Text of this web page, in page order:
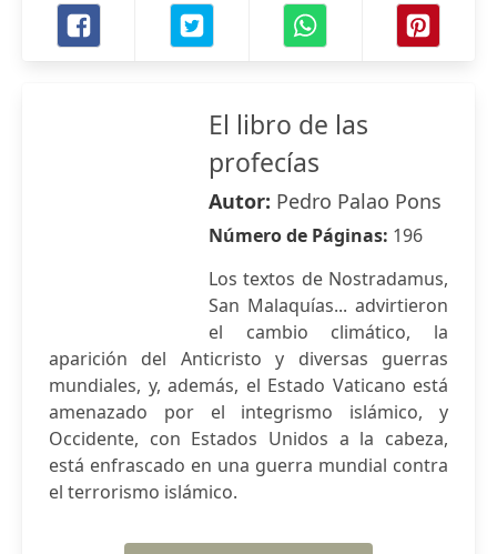
El libro de las
profecías
Autor: Pedro Palao Pons
Número de Páginas: 196
Los textos de Nostradamus,
San Malaquías... advirtieron
el cambio climático, la
aparición del Anticristo y diversas guerras
mundiales, y, además, el Estado Vaticano está
amenazado por el integrismo islámico, y
Occidente, con Estados Unidos a la cabeza,
está enfrascado en una guerra mundial contra
el terrorismo islámico.